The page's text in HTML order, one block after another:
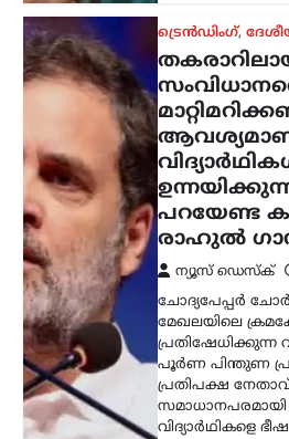
വാഹന
ഗഡ്കരി
ന്യൂസ് ഡെസ്ക്
വാഹനങ്ങളുടെ
ബന്ധപ്പെട്ട
നിശ്ചയിക്കാൻ
സർക്കാരുകൾക്ക്
കേന്ദ്ര റോഡ്
ഗഡ്കരി
ഇക്കാര്യത്തിൽ
നിശ്ചയിച്ച
ട്രെൻഡിംഗ്,